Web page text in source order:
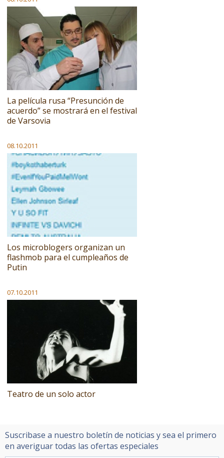
La película rusa “Presunción de
acuerdo” se mostrará en el festival
de Varsovia
08.10.2011
Los microblogers organizan un
flashmob para el cumpleaños de
Putin
07.10.2011
Teatro de un solo actor
Suscribase a nuestro boletín de noticias y sea el primero
en averiguar todas las ofertas especiales